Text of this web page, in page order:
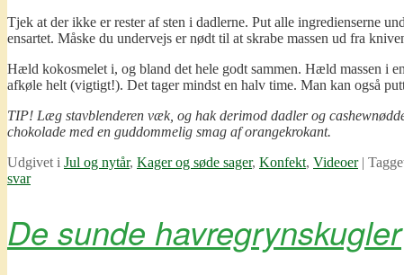
Tjek at der ikke er rester af sten i dadlerne. Put alle ingredienserne
ensartet. Måske du undervejs er nødt til at skrabe massen ud fra
Hæld kokosmelet i, og bland det hele godt sammen. Hæld massen i
afkøle helt (vigtigt!). Det tager mindst en halv time. Man kan også
TIP! Læg stavblenderen væk, og hak derimod dadler og
chokolade med en guddommelig smag af orangekrokant.
Udgivet i Jul og nytår, Kager og søde sager, Konfekt, Videoer |
svar
De sunde havregrynskugler